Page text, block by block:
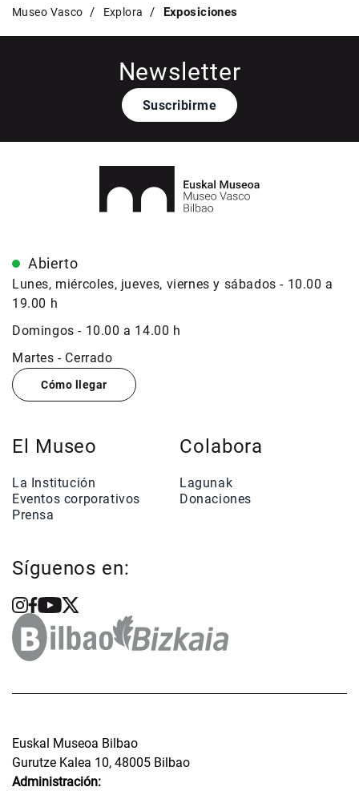
Museo Vasco Explora Exposiciones
Newsletter
Suscribirme
Abierto
Lunes, miércoles, jueves, viernes y sábados - 10.00 a
19.00 h
Domingos - 10.00 a 14.00 h
Martes - Cerrado
Cómo llegar
El Museo
La Institución
Eventos corporativos
Prensa
Colabora
Lagunak
Donaciones
Síguenos en:
Euskal Museoa Bilbao
Gurutze Kalea 10, 48005 Bilbao
Administración: